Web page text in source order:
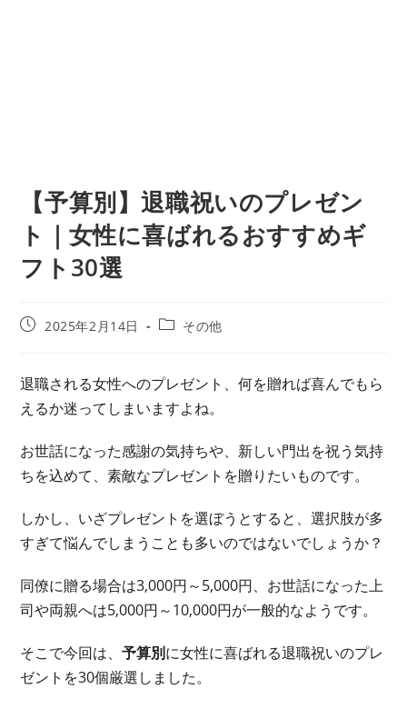
【予算別】退職祝いのプレゼン
ト｜女性に喜ばれるおすすめギ
フト30選
投
開
日:
2025年2月14日
投
テ
ゴ
リ
その他
退職される女性へのプレゼント、何を贈れば喜んでもら
えるか迷ってしまいますよね。
お世話になった感謝の気持ちや、新しい門出を祝う気持
ちを込めて、素敵なプレゼントを贈りたいものです。
しかし、いざプレゼントを選ぼうとすると、選択肢が多
すぎて悩んでしまうことも多いのではないでしょうか？
同僚に贈る場合は3,000円～5,000円、お世話になった上
司や両親へは5,000円～10,000円が一般的なようです。
そこで今回は、予算別に女性に喜ばれる退職祝いのプレ
ゼントを30個厳選しました。